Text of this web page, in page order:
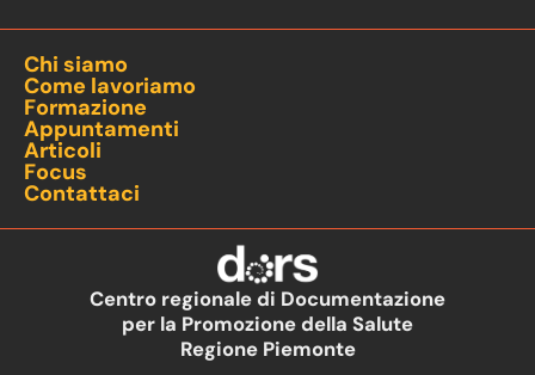
Chi siamo
Come lavoriamo
Formazione
Appuntamenti
Articoli
Focus
Contattaci
Centro regionale di Documentazione
per la Promozione della Salute
Regione Piemonte